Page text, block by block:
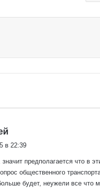
в 22:39
значит предполагается что в
общественного
будет, неужели все что